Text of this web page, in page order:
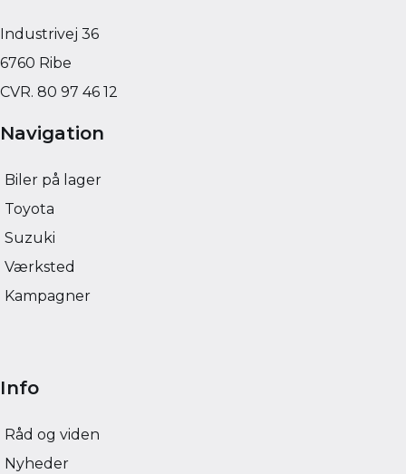
KONTANT
FINANSIERING
Industrivej 36
6760 Ribe
CVR. 80 97 46 12
Navigation
Biler på lager
Toyota
Suzuki
Værksted
Kampagner
Info
Råd og viden
Nyheder